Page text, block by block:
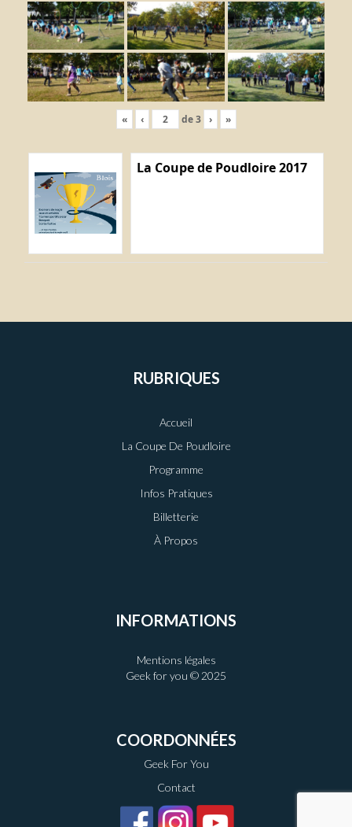
« ‹ de3 › »
La Coupe de Poudloire 2017
RUBRIQUES
Accueil
La Coupe De Poudloire
Programme
Infos Pratiques
Billetterie
À Propos
INFORMATIONS
Mentions légales
Geek for you © 2025
COORDONNÉES
Geek For You
Contact